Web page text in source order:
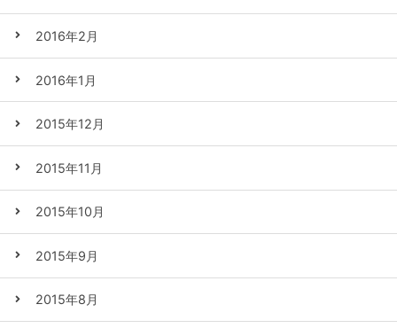
2016年2月
2016年1月
2015年12月
2015年11月
2015年10月
2015年9月
2015年8月